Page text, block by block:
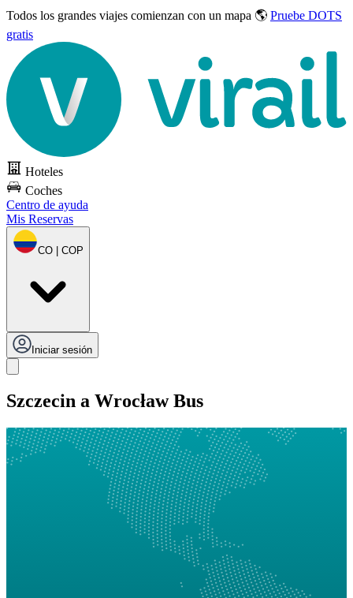
Todos los grandes viajes comienzan con un mapa 🌎 Pruebe DOTS
gratis
Hoteles
Coches
Centro de ayuda
Mis Reservas
CO | COP
Iniciar sesión
Szczecin a Wrocław Bus